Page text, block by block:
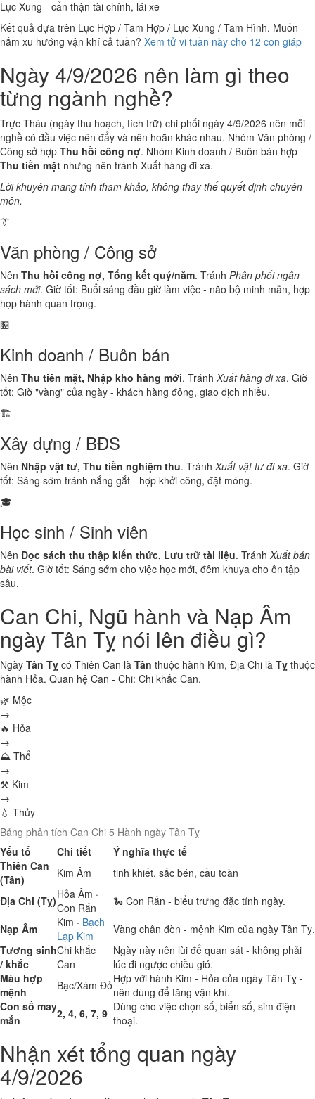
Lục Xung - cẩn thận tài chính, lái xe
Kết quả dựa trên Lục Hợp / Tam Hợp / Lục Xung / Tam Hình. Muốn
nắm xu hướng vận khí cả tuần? Xem tử vi tuần này cho 12 con giáp
Ngày 4/9/2026 nên làm gì theo
từng ngành nghề?
Trực Thâu (ngày thu hoạch, tích trữ) chi phối ngày 4/9/2026 nên mỗi
nghề có đầu việc nên đẩy và nên hoãn khác nhau. Nhóm Văn phòng /
Công sở hợp Thu hồi công nợ. Nhóm Kinh doanh / Buôn bán hợp
Thu tiền mặt nhưng nên tránh Xuất hàng đi xa.
Lời khuyên mang tính tham khảo, không thay thế quyết định chuyên
môn.
👔
Văn phòng / Công sở
Nên Thu hồi công nợ, Tổng kết quý/năm. Tránh Phân phối ngân
sách mới. Giờ tốt: Buổi sáng đầu giờ làm việc - não bộ minh mẫn, hợp
họp hành quan trọng.
🏪
Kinh doanh / Buôn bán
Nên Thu tiền mặt, Nhập kho hàng mới. Tránh Xuất hàng đi xa. Giờ
tốt: Giờ "vàng" của ngày - khách hàng đông, giao dịch nhiều.
🏗️
Xây dựng / BĐS
Nên Nhập vật tư, Thu tiền nghiệm thu. Tránh Xuất vật tư đi xa. Giờ
tốt: Sáng sớm tránh nắng gắt - hợp khởi công, đặt móng.
🎓
Học sinh / Sinh viên
Nên Đọc sách thu thập kiến thức, Lưu trữ tài liệu. Tránh Xuất bản
bài viết. Giờ tốt: Sáng sớm cho việc học mới, đêm khuya cho ôn tập
sâu.
Can Chi, Ngũ hành và Nạp Âm
ngày Tân Tỵ nói lên điều gì?
Ngày Tân Tỵ có Thiên Can là Tân thuộc hành Kim, Địa Chi là Tỵ thuộc
hành Hỏa. Quan hệ Can - Chi: Chi khắc Can.
🌿 Mộc
→
🔥 Hỏa
→
⛰ Thổ
→
⚒ Kim
→
💧 Thủy
Bảng phân tích Can Chi 5 Hành ngày Tân Tỵ
Yếu tố
Chi tiết
Ý nghĩa thực tế
Thiên Can
(Tân)
Kim Âm
tinh khiết, sắc bén, cầu toàn
Địa Chi (Tỵ)Hỏa Âm ·
Con Rắn
🐍 Con Rắn - biểu trưng đặc tính ngày.
Nạp Âm
Kim · Bạch
Lạp Kim
Vàng chân đèn - mệnh Kim của ngày Tân Tỵ.
Tương sinh
/ khắc
Chi khắc
Can
Ngày này nên lùi để quan sát - không phải
lúc đi ngược chiều gió.
Màu hợp
mệnh
Bạc/Xám ĐỏHợp với hành Kim - Hỏa của ngày Tân Tỵ -
nên dùng để tăng vận khí.
Con số may
mắn
2, 4, 6, 7, 9 Dùng cho việc chọn số, biển số, sim điện
thoại.
Nhận xét tổng quan ngày
4/9/2026